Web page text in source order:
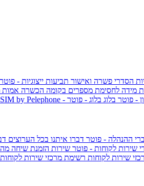
הסדרי פשרה ואישור תביעות ייצוגיות - פוטר
מידה לחסימת מספרים בקומה הכשרה אמות
- פוטר בלוג בלוג - פוטר
ההנהלה - פוטר דברו איתנו בכל הערוצים
שירות לקוחות - פוטר שירות הזמנת שיחה
שירות לקוחות רשימת מרכזי שירות